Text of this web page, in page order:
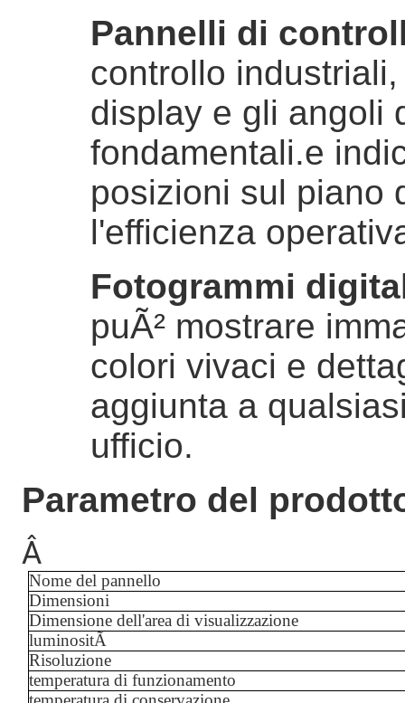
Pannelli di
controllo
display e gli angoli
fondamentali.e
posizioni sul piano
l'efficienza
Fotogrammi
puÃ² mostrare
colori vivaci e
aggiunta a
ufficio.
Parametro del
Â
Nome del pannello
Dimensioni
Dimensione dell'area di visualizzazione
luminositÃ
Risoluzione
temperatura di funzionamento